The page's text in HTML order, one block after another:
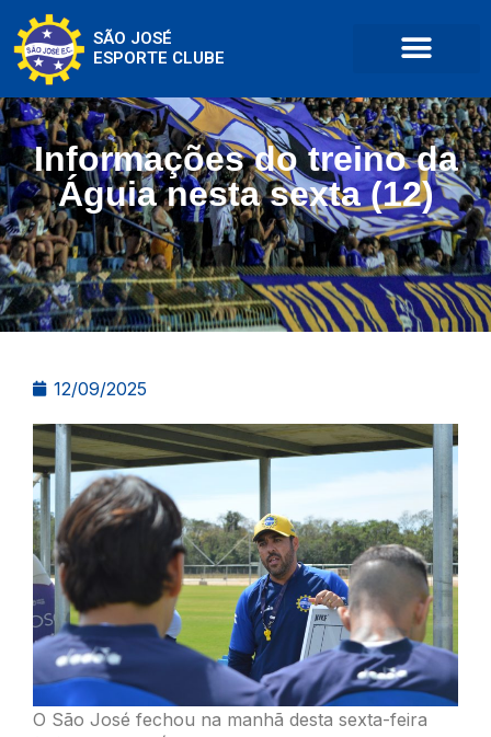
SÃO JOSÉ
ESPORTE CLUBE
Informações do treino da
Águia nesta sexta (12)
12/09/2025
O São José fechou na manhã desta sexta-feira